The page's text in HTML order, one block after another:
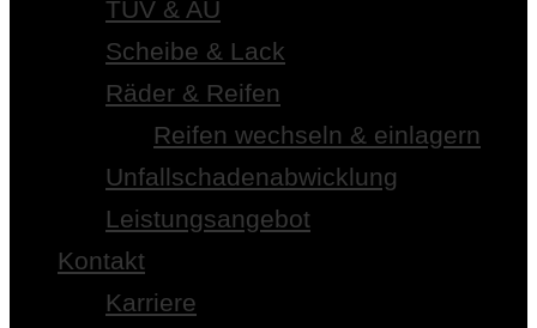
TÜV & AU
Scheibe & Lack
Räder & Reifen
Reifen wechseln & einlagern
Unfallschadenabwicklung
Leistungsangebot
Kontakt
Karriere